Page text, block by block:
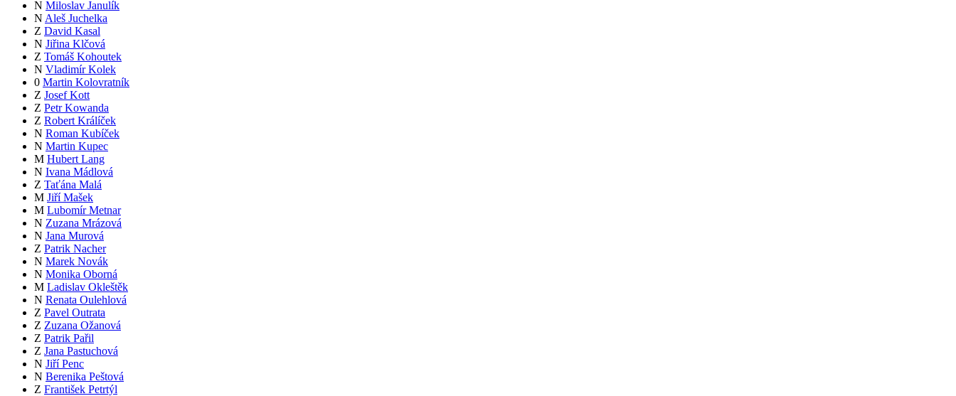
N Miloslav Janulík
N Aleš Juchelka
Z David Kasal
N Jiřina Klčová
Z Tomáš Kohoutek
N Vladimír Kolek
0 Martin Kolovratník
Z Josef Kott
Z Petr Kowanda
Z Robert Králíček
N Roman Kubíček
N Martin Kupec
M Hubert Lang
N Ivana Mádlová
Z Taťána Malá
M Jiří Mašek
M Lubomír Metnar
N Zuzana Mrázová
N Jana Murová
Z Patrik Nacher
N Marek Novák
N Monika Oborná
M Ladislav Okleštěk
N Renata Oulehlová
Z Pavel Outrata
Z Zuzana Ožanová
Z Patrik Pařil
Z Jana Pastuchová
N Jiří Penc
N Berenika Peštová
Z František Petrtýl